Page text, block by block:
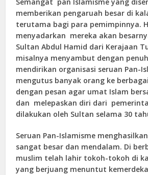
Semangat pan Islamisme yang
memberikan pengaruah besar di
terutama bagi para pemimpinnya.
menyadarkan mereka akan
Sultan Abdul Hamid dari Kerajaan
misalnya menyambut dengan
mendirikan organisasi seruan Pan-
mengutus banyak orang ke
dengan pesan agar umat Islam
dan melepaskan diri dari
dilakukan oleh Sultan selama 30
Seruan Pan-Islamisme
sangat besar dan mendalam. Di
muslim telah lahir tokoh-tokoh di
yang berjuang menuntut